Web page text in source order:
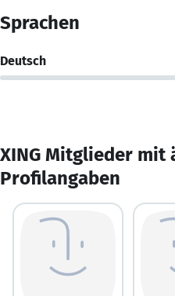
Sprachen
Deutsch
XING Mitglieder mit
Profilangaben